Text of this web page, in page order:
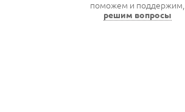
поможем и поддержим,
решим вопросы